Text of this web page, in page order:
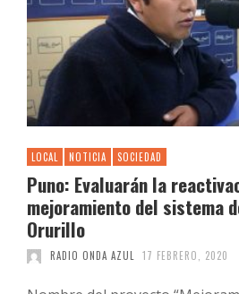
LOCAL NOTICIA SOCIEDAD
Puno: Evaluarán la
mejoramiento del sistema
Orurillo
RADIO ONDA AZUL 17 FEBRERO, 2020